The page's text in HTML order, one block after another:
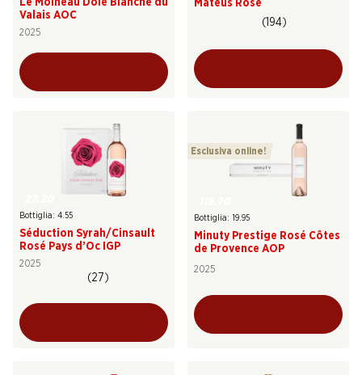
Le Moineau Dôle Blanche du
Valais AOC
2025
Mateus Rosé
(194)
Bottiglia: 4.55
Séduction Syrah/Cinsault
Rosé Pays d’Oc IGP
2025
(27)
Esclusiva online!
Bottiglia: 19.95
Minuty Prestige Rosé Côtes
de Provence AOP
2025